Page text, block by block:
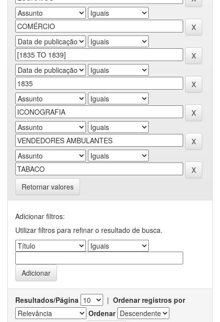
Retornar valores
Adicionar filtros:
Utilizar filtros para refinar o resultado de busca.
Resultados/Página | Ordenar registros por
Ordenar